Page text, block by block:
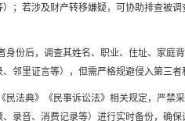
；若涉及财产转移嫌疑，可协助排查被
份后，调查其姓名、职业、住址、家庭
邻里证言等），但需严格规避侵入第三者
法典》《民事诉讼法》相关规定，严禁
录音、消费记录等）进行实时备份，确